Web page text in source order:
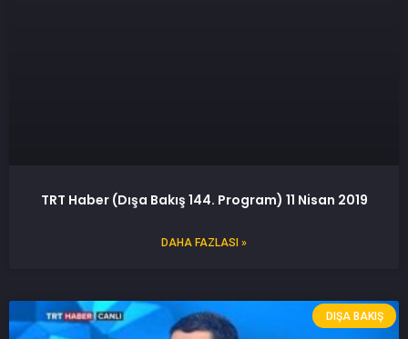
TRT Haber (Dışa Bakış 144. Program) 11 Nisan 2019
DAHA FAZLASI »
DIŞA BAKIŞ